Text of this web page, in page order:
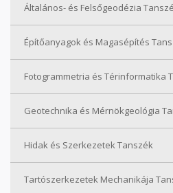
Általános- és Felsőgeodézia
Építőanyagok és Magasépítés
Fotogrammetria és Térinformatika
Geotechnika és Mérnökgeológia
Hidak és Szerkezetek Tanszék
Tartószerkezetek Mechanikája